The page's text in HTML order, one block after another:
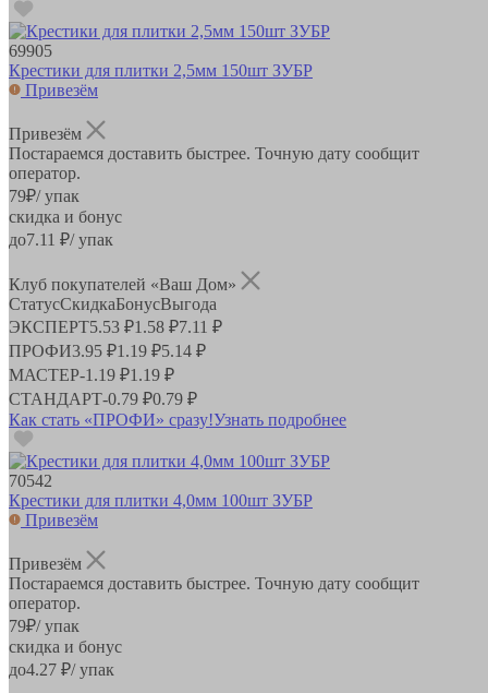
69905
Крестики для плитки 2,5мм 150шт ЗУБР
Привезём
Привезём
Постараемся доставить быстрее. Точную дату сообщит
оператор.
79₽/ упак
скидка и бонус
до7.11 ₽/ упак
Клуб покупателей «Ваш Дом»
СтатусСкидкаБонусВыгода
ЭКСПЕРТ5.53 ₽1.58 ₽7.11 ₽
ПРОФИ3.95 ₽1.19 ₽5.14 ₽
МАСТЕР-1.19 ₽1.19 ₽
СТАНДАРТ-0.79 ₽0.79 ₽
Как стать «ПРОФИ» сразу!Узнать подробнее
70542
Крестики для плитки 4,0мм 100шт ЗУБР
Привезём
Привезём
Постараемся доставить быстрее. Точную дату сообщит
оператор.
79₽/ упак
скидка и бонус
до4.27 ₽/ упак